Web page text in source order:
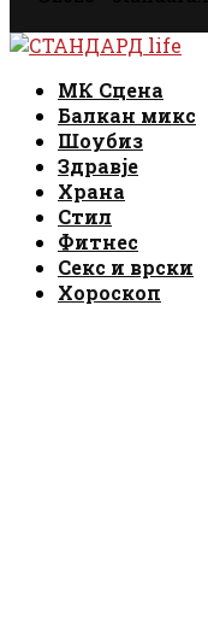
Facebook
Instagram
Email
Rss
МК Сцена
Балкан микс
Шоубиз
Здравје
Храна
Стил
Фитнес
Секс и врски
Хороскоп